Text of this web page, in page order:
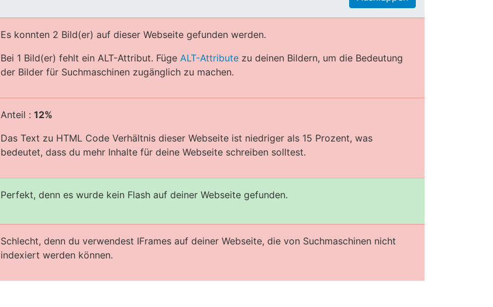
Es konnten 2 Bild(er) auf dieser Webseite gefunden werden.
Bei 1 Bild(er) fehlt ein ALT-Attribut. Füge ALT-Attribute zu deinen Bildern, um die Bedeutung
der Bilder für Suchmaschinen zugänglich zu machen.
Anteil : 12%
Das Text zu HTML Code Verhältnis dieser Webseite ist niedriger als 15 Prozent, was
bedeutet, dass du mehr Inhalte für deine Webseite schreiben solltest.
Perfekt, denn es wurde kein Flash auf deiner Webseite gefunden.
Schlecht, denn du verwendest IFrames auf deiner Webseite, die von Suchmaschinen nicht
indexiert werden können.